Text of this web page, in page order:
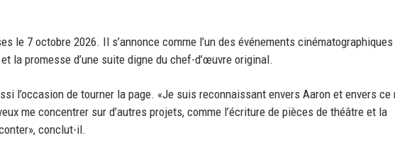
le 7 octobre 2026. Il s’annonce comme l’un des événements
la promesse d’une suite digne du chef-d’œuvre original.
l’occasion de tourner la page. «Je suis reconnaissant envers Aaron et envers ce
me concentrer sur d’autres projets, comme l’écriture de pièces de théâtre et la
conclut-il.